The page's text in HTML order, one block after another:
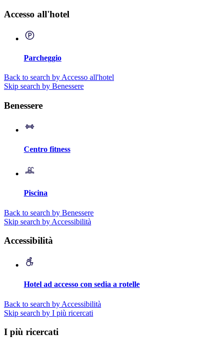
Accesso all'hotel
Parcheggio
Back to search by Accesso all'hotel
Skip search by Benessere
Benessere
Centro fitness
Piscina
Back to search by Benessere
Skip search by Accessibilità
Accessibilità
Hotel ad accesso con sedia a rotelle
Back to search by Accessibilità
Skip search by I più ricercati
I più ricercati